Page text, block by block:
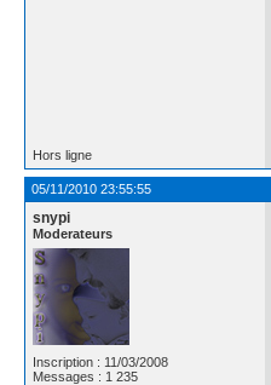
Hors ligne
05/11/2010 23:55:55
snypi
Moderateurs
Inscription : 11/03/2008
Messages : 1 235